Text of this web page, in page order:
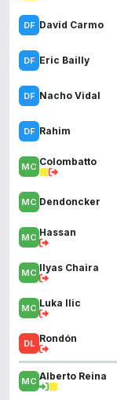
David Carmo
Eric Bailly
Nacho Vidal
Rahim
Colombatto
Dendoncker
Hassan
Ilyas Chaira
Luka Ilic
Rondón
Alberto Reina